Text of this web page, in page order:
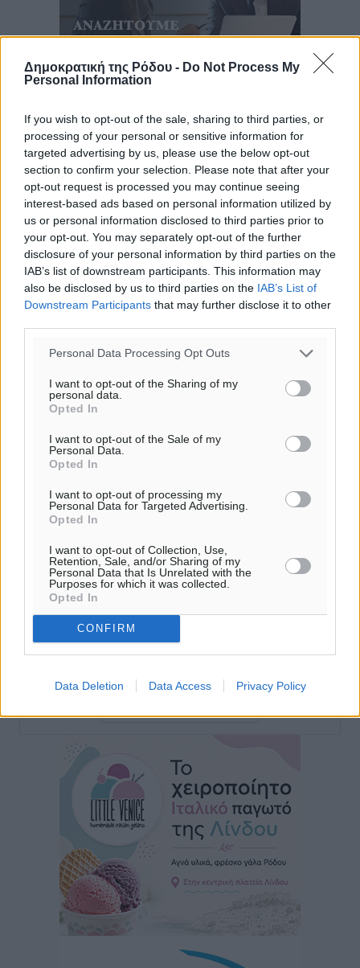
Δημοκρατική της Ρόδου - Do Not Process My
Personal Information
If you wish to opt-out of the sale, sharing to third parties, or
processing of your personal or sensitive information for
targeted advertising by us, please use the below opt-out
section to confirm your selection. Please note that after your
opt-out request is processed you may continue seeing
interest-based ads based on personal information utilized by
us or personal information disclosed to third parties prior to
your opt-out. You may separately opt-out of the further
disclosure of your personal information by third parties on the
IAB’s list of downstream participants. This information may
also be disclosed by us to third parties on the IAB’s List of
Downstream Participants that may further disclose it to other
Personal Data Processing Opt Outs
I want to opt-out of the Sharing of my
personal data.
Opted In
I want to opt-out of the Sale of my
Personal Data.
Opted In
I want to opt-out of processing my
Personal Data for Targeted Advertising.
Opted In
I want to opt-out of Collection, Use,
Retention, Sale, and/or Sharing of my
Personal Data that Is Unrelated with the
Purposes for which it was collected.
Opted In
CONFIRM
Data Deletion Data Access Privacy Policy
Ροή ειδήσεων
Καιρός «hot – dry – windy» τις επόμενες 48 ώρες στη
χώρα
πριν 6 ώρες
Δύο σχολεία της Λέρου αλλάζουν όψη με δωρεά
αγάπης για τα παιδιά
Τοπικές Ειδήσεις• πριν 7 ώρες
παρά τα σκαμπανεβάσματα
Ειδήσεις• πριν 7 ώρες
η πιο ψηφιακή Περιφέρεια της χώρας» Δημοπρατείται
το έργο ψηφιακού μετασχηματισμού
Airbnb vs ξενοδοχεία – Πώς αλλάζει ο χάρτης της
φιλοξενίας
Ειδήσεις• πριν 7 ώρες
Γιάννης Χατζής για το νέο Ειδικό Χωροταξικό: Οι
βασικοί οριζόντιοι περιορισμοί παραμένουν –
Κίνδυνος για επενδύσεις, περιουσίες και τοπική
Τοπικές Ειδήσεις• πριν 7 ώρες
δεν υπάρχουν περιθώρια εφησυχασμού
πριν 8 ώρες
Στον Άγιο Νικόλαο Χάλκης ανοίγει ξανά το
ανανεωμένο εκκλησιαστικό μουσείο από τη Λέσχη
Lions Χάλκης
Τοπικές Ειδήσεις• πριν 8 ώρες
Ρόδος: «Βουλιάζει» από τουρίστες – Πάνω από 1 εκατ.
επιβάτες και 55 κρουαζιερόπλοια